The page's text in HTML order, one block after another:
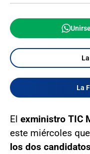
La
El exministro TIC
este miércoles que
los dos